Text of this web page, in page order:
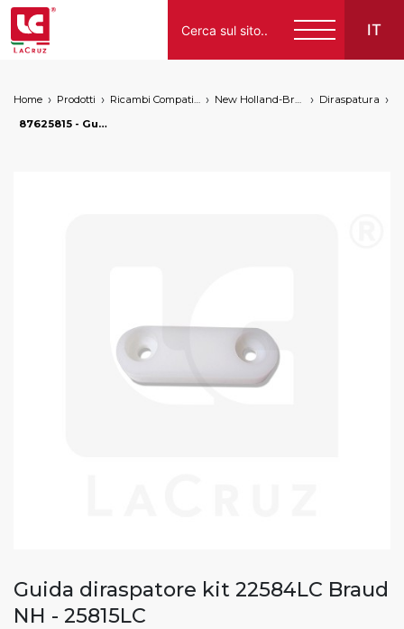
IT
Italiano
Home Prodotti Ricambi Compatibili per Vendemmiatrici a Marchio New Holland-Braud
Diraspatura
87625815 - Guida diraspatore kit 22584LC Braud NH, markets: []string{"A", "B", "AU"}
Guida diraspatore kit 22584LC Braud
NH - 25815LC